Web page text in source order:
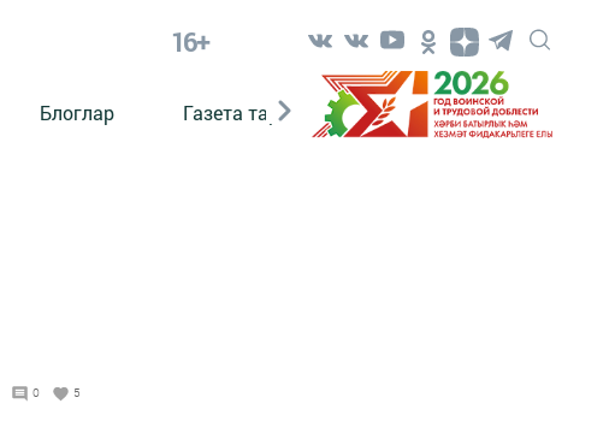
16+
Блоглар Газета тарихы Әкият Әкият
0 5